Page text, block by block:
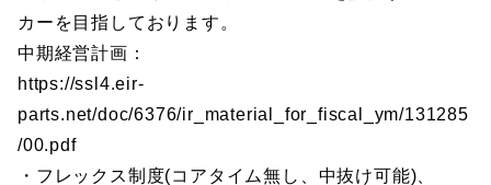
カーを目指しております。
中期経営計画：
https://ssl4.eir-
parts.net/doc/6376/ir_material_for_fiscal_ym/131285
/00.pdf
・フレックス制度(コアタイム無し、中抜け可能)、